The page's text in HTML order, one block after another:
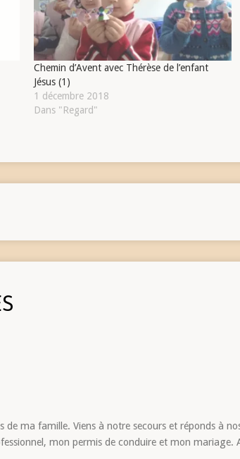
Chemin d’Avent avec Thérèse de l’enfant
Jésus (1)
1 décembre 2018
Dans "Regard"
ma famille. Viens à notre secours et réponds à
mon permis de conduire et mon mariage.